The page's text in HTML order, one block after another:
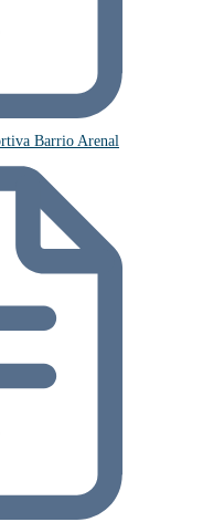
Barrio Arenal